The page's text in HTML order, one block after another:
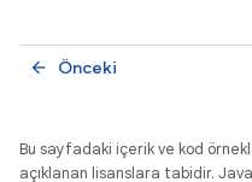
Önceki
arrow_back
Bu sayfadaki içerik ve kod
açıklanan lisanslara tabidir.